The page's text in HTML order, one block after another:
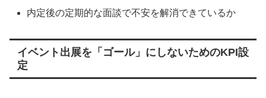
内定後の定期的な面談で不安を解消できているか
イベント出展を「ゴール」にしないためのKPI設
定